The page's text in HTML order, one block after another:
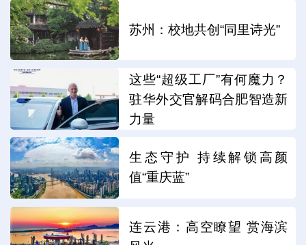
苏州：校地共创“同里诗光”
这些“超级工厂”有何魔力？
驻华外交官解码合肥智造新
力量
生态守护 持续解锁高颜
值“重庆蓝”
连云港：高空瞭望 赏海滨